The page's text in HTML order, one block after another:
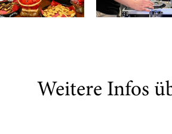
Weitere Infos